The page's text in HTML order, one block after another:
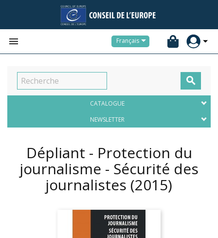
 Français

CATALOGUE
NEWSLETTER
Dépliant - Protection du
journalisme - Sécurité des
journalistes (2015)